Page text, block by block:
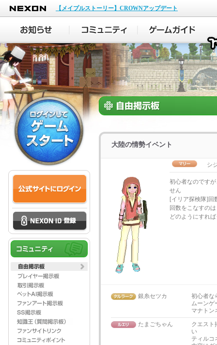
NEXON
【メイプルストーリー】CROWNアップデート
大陸の情勢イベント
シ
初心者なのです
せん
[イリア探検隊]回
回数をこなすの
どのようにすれ
銀糸セツカ
初心者な
ムーンゲ
マナトン
たまごちゃん
クエス
い
ティルコ